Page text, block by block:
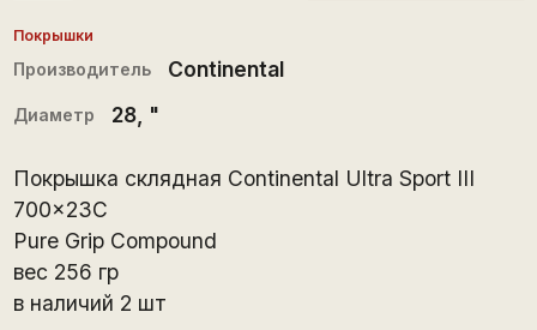
Покрышки
Производитель Continental
Диаметр 28, "
Покрышка склядная Continental Ultra Sport III
700x23C
Pure Grip Compound
вес 256 гр
в наличий 2 шт